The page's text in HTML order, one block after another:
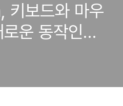
보드와 마우
운 동작인식